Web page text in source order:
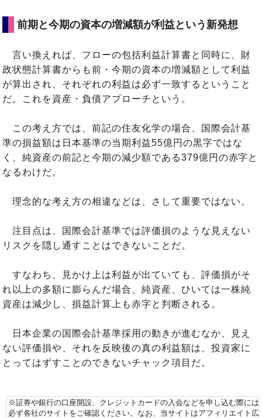
前期と今期の資本の増減額が利益という新発想
言い換えれば、フローの包括利益計算書と同時に、財
政状態計算書からも前・今期の資本の増減額として利益
が算出され、それぞれの利益は必ず一致するということ
だ。これを資産・負債アプローチという。
この考え方では、前記の住友化学の場合、国際会計基
準の損益額は日本基準の当期利益55億円の黒字ではな
く、純資産の前記と今期の減少額である379億円の赤字と
なるわけだ。
理念的な考え方の相違などは、さして重要ではない。
注目点は、国際会計基準では評価損のような見えない
リスクを隠し通すことはできないことだ。
すなわち、見かけ上は利益が出ていても、評価損がそ
れ以上の多額に膨らんだ場合、純資産、ひいては一株純
資産は減少し、損益計算上も赤字と判断される。
日本企業の国際会計基準採用の動きが進むなか、見え
ない評価損や、それを反映後の真の利益額は、投資家に
とってはずすことのできないチャック項目だ。
※証券や銀行の口座開設、クレジットカードの入会などを申し込む際には
必ず各社のサイトをご確認ください。なお、当サイトはアフィリエイト広